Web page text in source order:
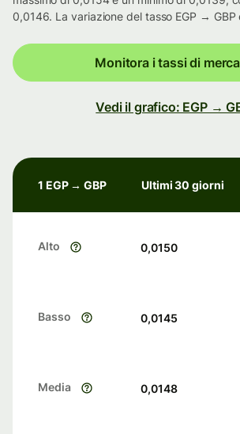
0,0146. La variazione del tasso EGP →
Monitora i tassi di
Vedi il grafico: EGP →
1 EGP → GBP Ultimi 30 giorni
Alto 0,0150
Basso 0,0145
Media 0,0148